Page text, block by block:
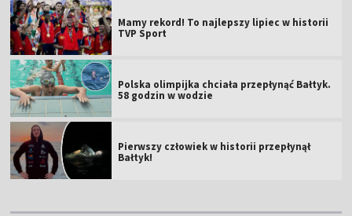
Mamy rekord! To najlepszy lipiec w historii
TVP Sport
Polska olimpijka chciała przepłynąć Bałtyk.
58 godzin w wodzie
Pierwszy człowiek w historii przepłynął
Bałtyk!